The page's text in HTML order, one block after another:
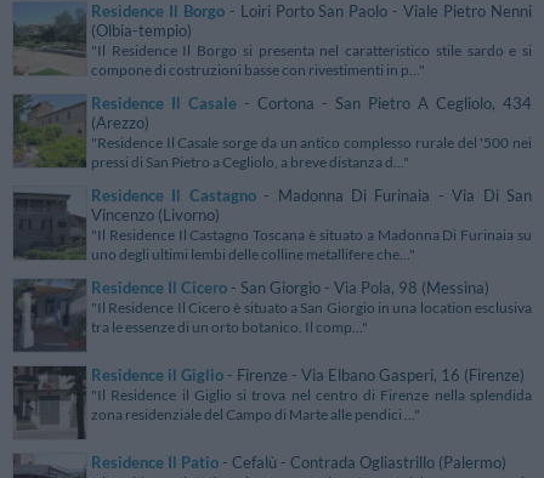
Residence Il Borgo- Loiri Porto San Paolo - Viale Pietro Nenni
(Olbia-tempio)
"Il Residence Il Borgo si presenta nel caratteristico stile sardo e si
compone di costruzioni basse con rivestimenti in p..."
Residence Il Casale - Cortona - San Pietro A Cegliolo, 434
(Arezzo)
"Residence Il Casale sorge da un antico complesso rurale del '500 nei
pressi di San Pietro a Cegliolo, a breve distanza d..."
Residence Il Castagno- Madonna Di Furinaia - Via Di San
Vincenzo (Livorno)
"Il Residence Il Castagno Toscana è situato a Madonna Di Furinaia su
uno degli ultimi lembi delle colline metallifere che..."
Residence Il Cicero - San Giorgio - Via Pola, 98 (Messina)
"Il Residence Il Cicero è situato a San Giorgio in una location esclusiva
tra le essenze di un orto botanico. Il comp..."
Residence il Giglio - Firenze - Via Elbano Gasperi, 16 (Firenze)
"Il Residence il Giglio si trova nel centro di Firenze nella splendida
zona residenziale del Campo di Marte alle pendici ..."
Residence Il Patio - Cefalù - Contrada Ogliastrillo (Palermo)